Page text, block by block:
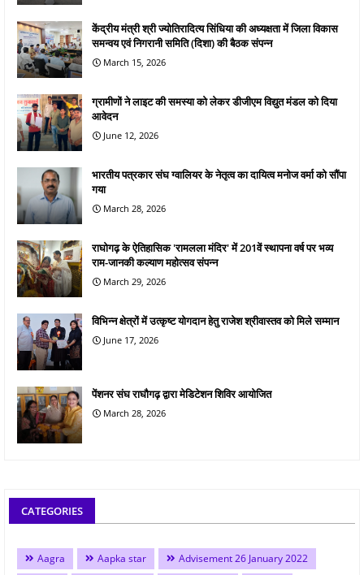
केंद्रीय मंत्री श्री ज्योतिरादित्य सिंधिया की अध्यक्षता में जिला विकास
समन्वय एवं निगरानी समिति (दिशा) की बैठक संपन्न
March 15, 2026
ग्रामीणों ने लाइट की समस्या को लेकर डीजीएम विद्युत मंडल को दिया
आवेदन
June 12, 2026
भारतीय पत्रकार संघ ग्वालियर के नेतृत्व का दायित्व मनोज वर्मा को सौंपा
गया
March 28, 2026
राघोगढ़ के ऐतिहासिक 'रामलला मंदिर' में 201वें स्थापना वर्ष पर भव्य
राम-जानकी कल्याण महोत्सव संपन्न
March 29, 2026
विभिन्न क्षेत्रों में उत्कृष्ट योगदान हेतु राजेश श्रीवास्तव को मिले सम्मान
June 17, 2026
पेंशनर संघ राघौगढ़ द्वारा मेडिटेशन शिविर आयोजित
March 28, 2026
CATEGORIES
Aagra Aapka star
Advisement 26 January 2022